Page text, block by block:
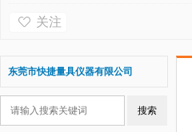
关注
东莞市快捷量具仪器有限公司